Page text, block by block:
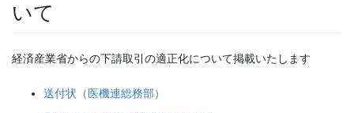
いて
経済産業省からの下請取引の適正化について掲載いたします
送付状（医機連総務部）